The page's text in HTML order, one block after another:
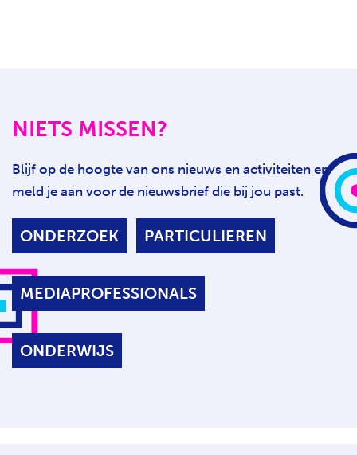
NIETS MISSEN?
Blijf op de hoogte van ons nieuws en activiteiten en
meld je aan voor de nieuwsbrief die bij jou past.
ONDERZOEK PARTICULIEREN
MEDIAPROFESSIONALS
ONDERWIJS